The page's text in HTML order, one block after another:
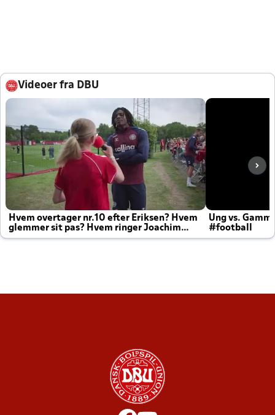
Videoer fra DBU
Hvem overtager nr.10 efter Eriksen? Hvem
glemmer sit pas? Hvem ringer Joachim
altid til efter kampe?
Ung vs.
#football